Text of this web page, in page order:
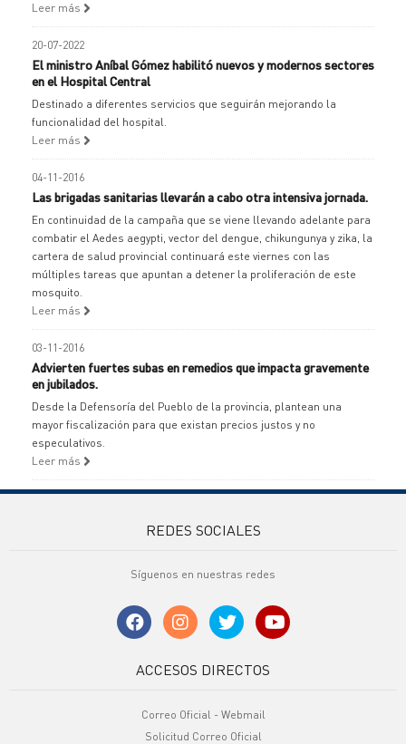
Leer más
20-07-2022
El ministro Aníbal Gómez habilitó nuevos y modernos sectores
en el Hospital Central
Destinado a diferentes servicios que seguirán mejorando la
funcionalidad del hospital.
Leer más
04-11-2016
Las brigadas sanitarias llevarán a cabo otra intensiva jornada.
En continuidad de la campaña que se viene llevando adelante para
combatir el Aedes aegypti, vector del dengue, chikungunya y zika, la
cartera de salud provincial continuará este viernes con las
múltiples tareas que apuntan a detener la proliferación de este
mosquito.
Leer más
03-11-2016
Advierten fuertes subas en remedios que impacta gravemente
en jubilados.
Desde la Defensoría del Pueblo de la provincia, plantean una
mayor fiscalización para que existan precios justos y no
especulativos.
Leer más
REDES SOCIALES
Síguenos en nuestras redes
ACCESOS DIRECTOS
Correo Oficial - Webmail
Solicitud Correo Oficial